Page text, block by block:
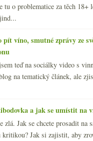
tu o problematice za těch 18+
pít víno, smutné zprávy ze
teď na sociálky video s
na tematický článek, ale
a jak se umístit na
zlá. Jak se chcete prosadit na
kritikou? Jak si zajistit, aby